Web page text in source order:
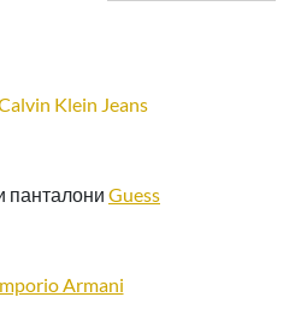
Klein Jeans
панталони Guess
Armani